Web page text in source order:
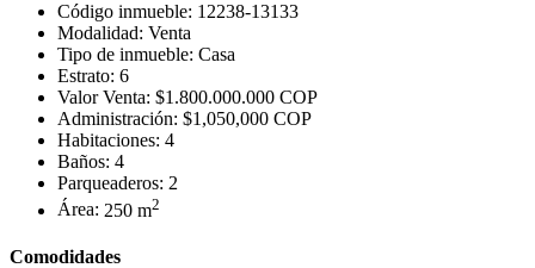
Código inmueble: 12238-13133
Modalidad: Venta
Tipo de inmueble: Casa
Estrato: 6
Valor Venta: $1.800.000.000 COP
Administración: $1,050,000 COP
Habitaciones: 4
Baños: 4
Parqueaderos: 2
Área: 250 m2
Comodidades